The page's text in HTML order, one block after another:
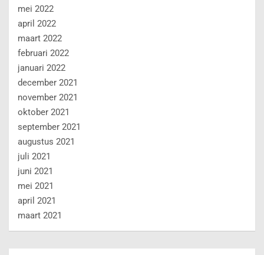
mei 2022
april 2022
maart 2022
februari 2022
januari 2022
december 2021
november 2021
oktober 2021
september 2021
augustus 2021
juli 2021
juni 2021
mei 2021
april 2021
maart 2021